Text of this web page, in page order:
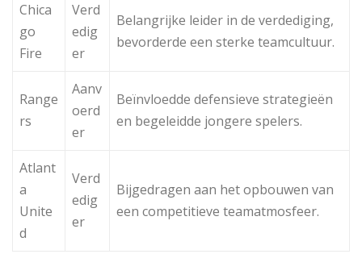
Chica
go
Fire
Verd
edig
er
Belangrijke leider in de verdediging,
bevorderde een sterke teamcultuur.
Range
rs
Aanv
oerd
er
Beïnvloedde defensieve strategieën
en begeleidde jongere spelers.
Atlant
a
Unite
d
Verd
edig
er
Bijgedragen aan het opbouwen van
een competitieve teamatmosfeer.